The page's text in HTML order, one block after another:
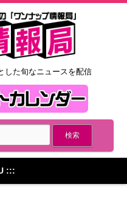
した旬なニュースを配信
:::